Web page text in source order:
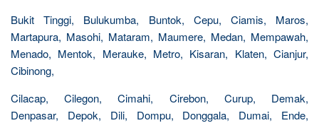
Bukit Tinggi, Bulukumba, Buntok, Cepu, Ciamis, Maros,
Martapura, Masohi, Mataram, Maumere, Medan, Mempawah,
Menado, Mentok, Merauke, Metro, Kisaran, Klaten, Cianjur,
Cibinong,
Cilacap, Cilegon, Cimahi, Cirebon, Curup, Demak,
Denpasar, Depok, Dili, Dompu, Donggala, Dumai, Ende,